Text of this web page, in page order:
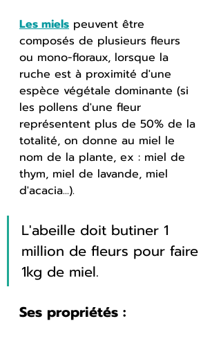
Les miels peuvent être
composés de plusieurs fleurs
ou mono-floraux, lorsque la
ruche est à proximité d'une
espèce végétale dominante (si
les pollens d'une fleur
représentent plus de 50% de la
totalité, on donne au miel le
nom de la plante, ex : miel de
thym, miel de lavande, miel
d'acacia...).
L'abeille doit butiner 1
million de fleurs pour faire
1kg de miel.
Ses propriétés :